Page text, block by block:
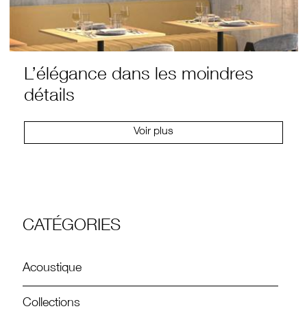
L’élégance dans les moindres
détails
Voir plus
CATÉGORIES
Acoustique
Collections